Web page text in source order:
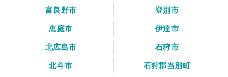
富良野市
登別市
恵庭市
伊達市
北広島市
石狩市
北斗市
石狩郡当別町